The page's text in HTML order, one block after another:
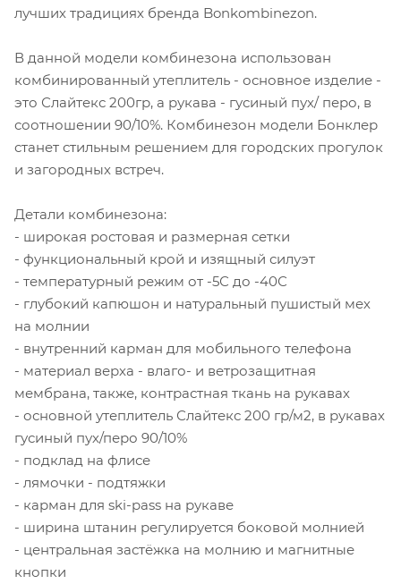
лучших традициях бренда Bonkombinezon.
В данной модели комбинезона использован
комбинированный утеплитель - основное изделие -
это Слайтекс 200гр, а рукава - гусиный пух/ перо, в
соотношении 90/10%. Комбинезон модели Бонклер
станет стильным решением для городских прогулок
и загородных встреч.
Детали комбинезона:
- широкая ростовая и размерная сетки
- функциональный крой и изящный силуэт
- температурный режим от -5С до -40С
- глубокий капюшон и натуральный пушистый мех
на молнии
- внутренний карман для мобильного телефона
- материал верха - влаго- и ветрозащитная
мембрана, также, контрастная ткань на рукавах
- основной утеплитель Слайтекс 200 гр/м2, в рукавах
гусиный пух/перо 90/10%
- подклад на флисе
- лямочки - подтяжки
- карман для ski-pass на рукаве
- ширина штанин регулируется боковой молнией
- центральная застёжка на молнию и магнитные
кнопки